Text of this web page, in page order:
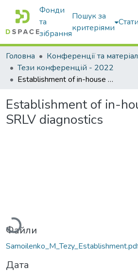
Фонди
та
зібрання
Пошук за
критеріями
Головна
Тези конференцій - 2022
Establishment of in-house elisa for SRLV diagnostics
Establishment of in-
SRLV diagnostics
Вантажиться...
Файли
Дата